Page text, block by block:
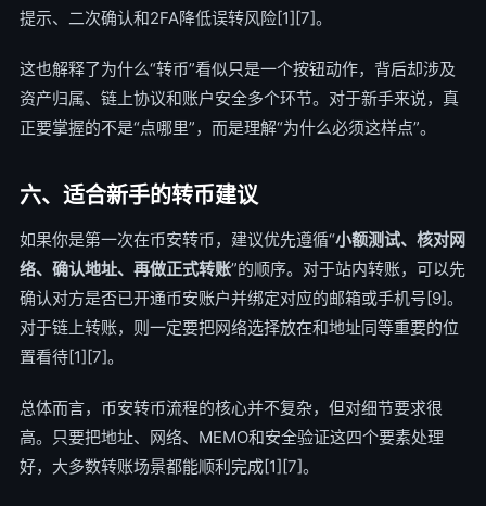
提示、二次确认和2FA降低误转风险[1][7]。
这也解释了为什么“转币”看似只是一个按钮动作，背后却涉及
资产归属、链上协议和账户安全多个环节。对于新手来说，真
正要掌握的不是“点哪里”，而是理解“为什么必须这样点”。
六、适合新手的转币建议
如果你是第一次在币安转币，建议优先遵循“小额测试、核对网
络、确认地址、再做正式转账”的顺序。对于站内转账，可以先
确认对方是否已开通币安账户并绑定对应的邮箱或手机号[9]。
对于链上转账，则一定要把网络选择放在和地址同等重要的位
置看待[1][7]。
总体而言，币安转币流程的核心并不复杂，但对细节要求很
高。只要把地址、网络、MEMO和安全验证这四个要素处理
好，大多数转账场景都能顺利完成[1][7]。